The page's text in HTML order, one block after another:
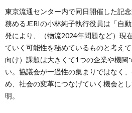
東京流通センター内で同日開催した記
務めるJERIの小林純子執行役員は「自
発により、（物流2024年問題など）現
ていく可能性を秘めているものと考え
向け）課題は大きくて1つの企業や機関
い。協議会が一過性の集まりではなく
め、社会の変革につなげていく機会と
明。